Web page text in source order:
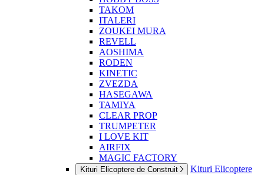
TAKOM
ITALERI
ZOUKEI MURA
REVELL
AOSHIMA
RODEN
KINETIC
ZVEZDA
HASEGAWA
TAMIYA
CLEAR PROP
TRUMPETER
I LOVE KIT
AIRFIX
MAGIC FACTORY
Kituri Elicoptere de Construit
Kituri Elicoptere